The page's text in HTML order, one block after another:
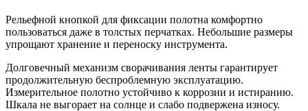
Рельефной кнопкой для фиксации полотна комфортно
пользоваться даже в толстых перчатках. Небольшие размеры
упрощают хранение и переноску инструмента.
Долговечный механизм сворачивания ленты гарантирует
продолжительную беспроблемную эксплуатацию.
Измерительное полотно устойчиво к коррозии и истиранию.
Шкала не выгорает на солнце и слабо подвержена износу.